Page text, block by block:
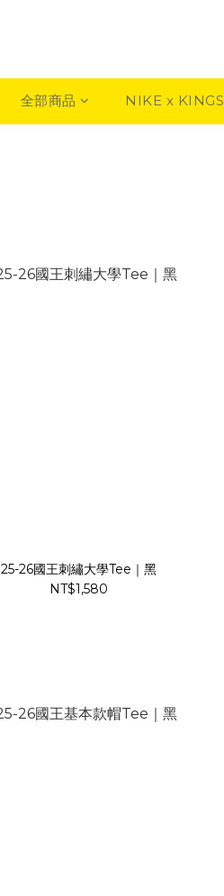
全部商品 NIKE x KINGS
25-26國王刺繡大學Tee｜黑
NT$1,580